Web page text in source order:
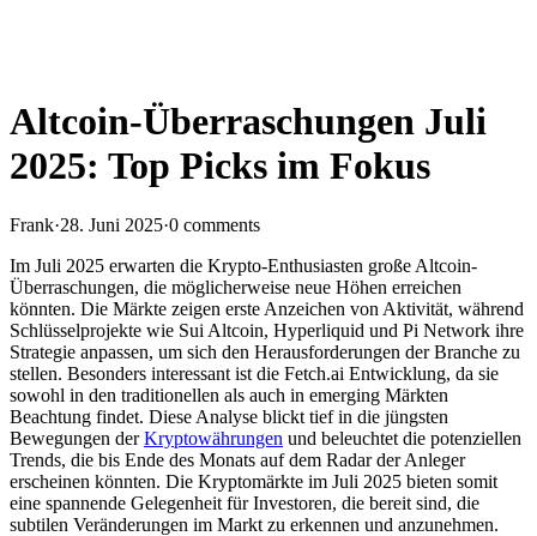
Altcoin-Überraschungen Juli
2025: Top Picks im Fokus
Frank·28. Juni 2025·0 comments
Im Juli 2025 erwarten die Krypto-Enthusiasten große Altcoin-
Überraschungen, die möglicherweise neue Höhen erreichen
könnten. Die Märkte zeigen erste Anzeichen von Aktivität, während
Schlüsselprojekte wie Sui Altcoin, Hyperliquid und Pi Network ihre
Strategie anpassen, um sich den Herausforderungen der Branche zu
stellen. Besonders interessant ist die Fetch.ai Entwicklung, da sie
sowohl in den traditionellen als auch in emerging Märkten
Beachtung findet. Diese Analyse blickt tief in die jüngsten
Bewegungen derKryptowährungen und beleuchtet die potenziellen
Trends, die bis Ende des Monats auf dem Radar der Anleger
erscheinen könnten. Die Kryptomärkte im Juli 2025 bieten somit
eine spannende Gelegenheit für Investoren, die bereit sind, die
subtilen Veränderungen im Markt zu erkennen und anzunehmen.